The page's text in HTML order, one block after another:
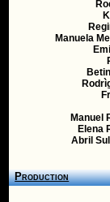
Manuela
Manuel
Elena
Abril
Production